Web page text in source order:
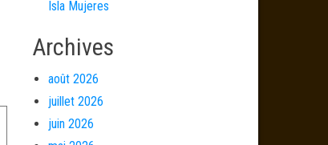
Isla Mujeres
Archives
août 2026
juillet 2026
juin 2026